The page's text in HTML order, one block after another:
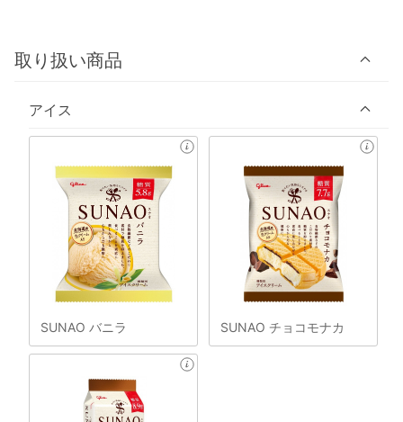
取り扱い商品
アイス
SUNAO バニラ SUNAO チョコモナカ